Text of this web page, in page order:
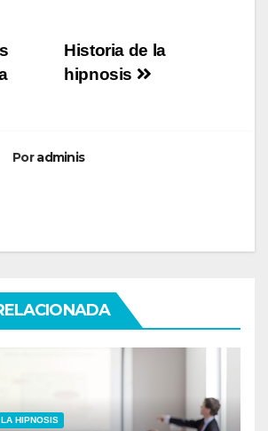
Historia de la
hipnosis
Poradminis
HIPNOSIS